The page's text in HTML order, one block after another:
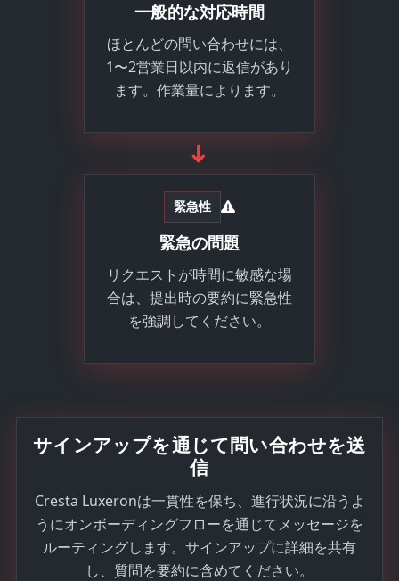
一般的な対応時間
ほとんどの問い合わせには、
1〜2営業日以内に返信があり
ます。作業量によります。
➜
緊急性
緊急の問題
リクエストが時間に敏感な場
合は、提出時の要約に緊急性
を強調してください。
サインアップを通じて問い合わせを送
信
Cresta Luxeronは一貫性を保ち、進行状況に沿うよ
うにオンボーディングフローを通じてメッセージを
ルーティングします。サインアップに詳細を共有
し、質問を要約に含めてください。